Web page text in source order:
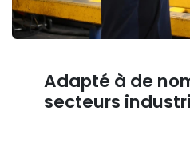
Adapté à de
secteurs